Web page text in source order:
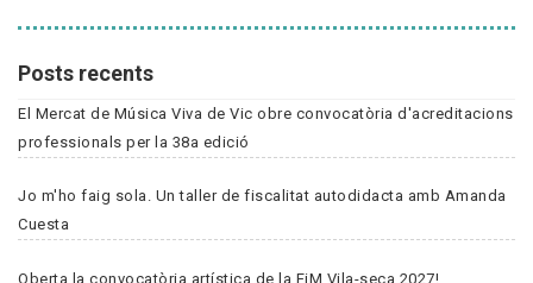
Posts recents
El Mercat de Música Viva de Vic obre convocatòria d'acreditacions
professionals per la 38a edició
Jo m'ho faig sola. Un taller de fiscalitat autodidacta amb Amanda
Cuesta
Oberta la convocatòria artística de la FiM Vila-seca 2027!